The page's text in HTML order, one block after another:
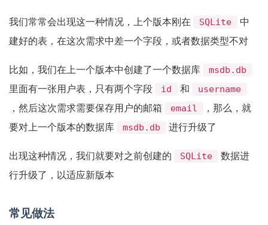
我们常常会出现这一种情况，上个版本刚在 SQLite
中
建好的表，在这次需求中差一个字段，或者数据类型不对
比如，我们在上一个版本中创建了一个数据库 msdb.db
里面有一张用户表，只有两个字段 id 和 username
，然后这次需求需要保存用户的邮箱 email
，那么，就
要对上一个版本的数据库
msdb.db 进行升级了
出现这种情况，我们就要对之前创建的 SQLite
数据进
行升级了，以适应新版本
常见做法